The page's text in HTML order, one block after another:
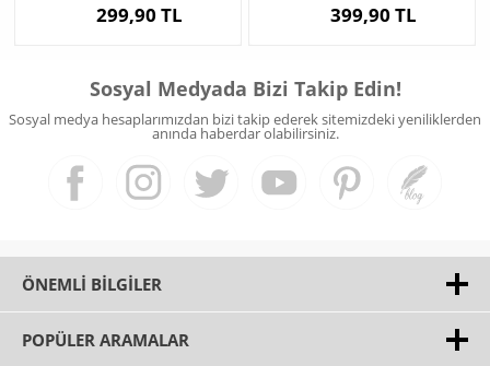
299,90 TL 399,90 TL
Sosyal Medyada Bizi Takip Edin!
Sosyal medya hesaplarımızdan bizi takip ederek sitemizdeki yeniliklerden
anında haberdar olabilirsiniz.
ÖNEMLI BILGILER
POPÜLER ARAMALAR